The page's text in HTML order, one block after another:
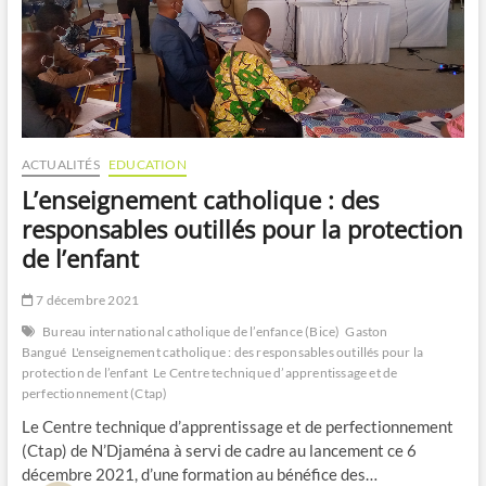
ACTUALITÉS EDUCATION
L’enseignement catholique : des
responsables outillés pour la protection
de l’enfant
7 décembre 2021
Bureau international catholique de l’enfance (Bice) Gaston
Bangué L'enseignement catholique : des responsables outillés pour la
protection de l’enfant Le Centre technique d’apprentissage et de
perfectionnement (Ctap)
Le Centre technique d’apprentissage et de perfectionnement
(Ctap) de N’Djaména à servi de cadre au lancement ce 6
décembre 2021, d’une formation au bénéfice des…